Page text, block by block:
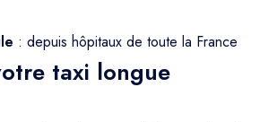
: depuis hôpitaux de toute la France
taxi longue